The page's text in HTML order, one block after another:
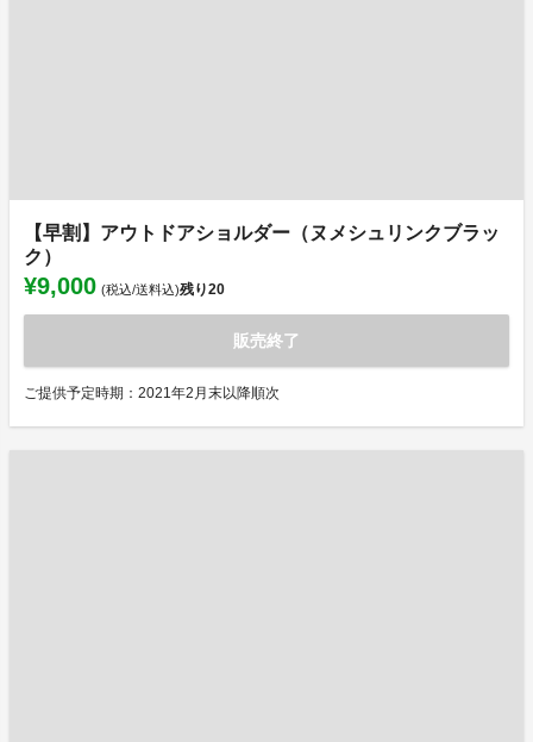
【早割】アウトドアショルダー（ヌメシュリンクブラッ
ク）
¥9,000 (税込/送料込)残り20
販売終了
ご提供予定時期：2021年2月末以降順次